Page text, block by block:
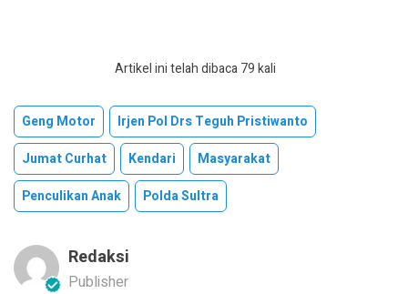
Artikel ini telah dibaca 79 kali
Geng Motor
Irjen Pol Drs Teguh Pristiwanto
Jumat Curhat
Kendari
Masyarakat
Penculikan Anak
Polda Sultra
Redaksi
Publisher